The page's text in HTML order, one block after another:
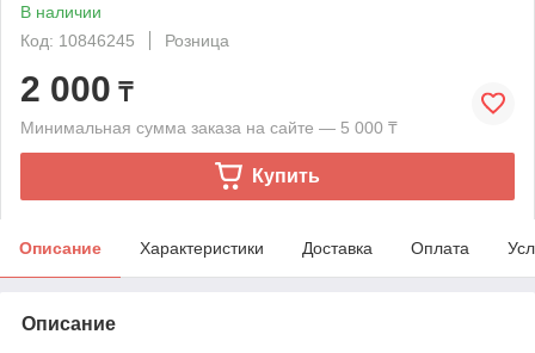
В наличии
Код: 10846245
Розница
2 000 ₸
Минимальная сумма заказа на сайте — 5 000 ₸
Купить
Описание Характеристики Доставка Оплата
Описание